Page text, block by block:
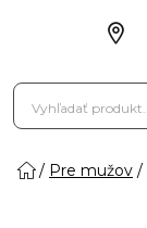
Pre mužov